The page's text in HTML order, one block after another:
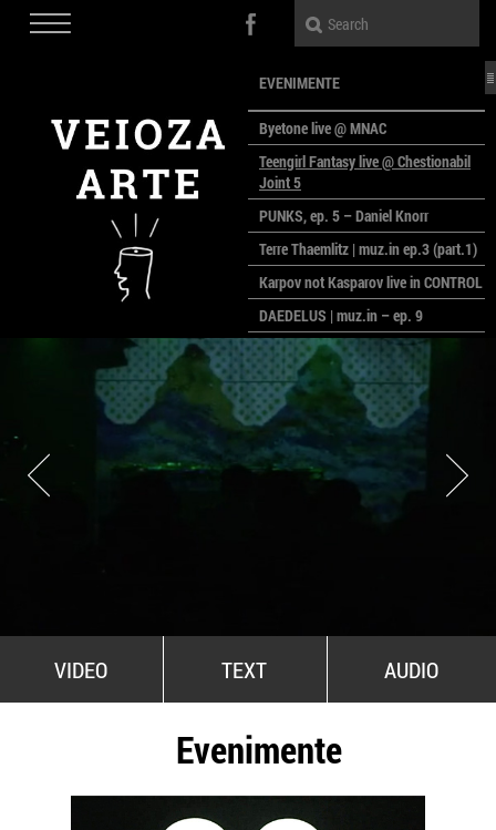
EVENIMENTE
Byetone live @ MNAC
Teengirl Fantasy live @ Chestionabil
Joint 5
PUNKS, ep. 5 – Daniel Knorr
Terre Thaemlitz | muz.in ep.3 (part.1)
Karpov not Kasparov live in CONTROL
DAEDELUS | muz.in – ep. 9
LALELE, LALELE – prima premieră a
anului la MACAZ
CinePOLSKA – filme poloneze la
București
PEOPLE OF ROMANIA se lansează la
galeria Simeza
All Stars For Outernational
VIDEO TEXT AUDIO
Evenimente